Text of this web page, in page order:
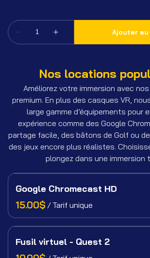
Nos locations
Améliorez votre immersion avec
premium. En plus des casques VR,
large gamme d’équipements pour
expérience comme des Google
partage facile, des bâtons de Golf ou
des jeux encore plus réalistes.
plongez dans une immersion
Google Chromecast HD
/
Fusil virtuel - Quest 2